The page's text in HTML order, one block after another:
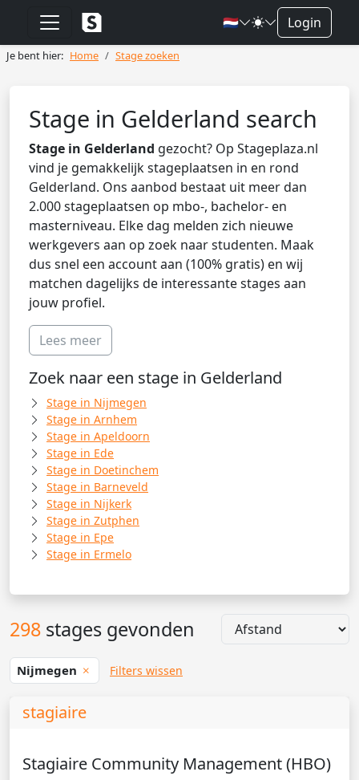
🇳🇱 Login
Je bent hier: Home Stage zoeken
Stage in Gelderland search
Stage in Gelderland gezocht? Op Stageplaza.nl
vind je gemakkelijk stageplaatsen in en rond
Gelderland. Ons aanbod bestaat uit meer dan
2.000 stageplaatsen op mbo-, bachelor- en
masterniveau. Elke dag melden zich nieuwe
werkgevers aan op zoek naar studenten. Maak
dus snel een account aan (100% gratis) en wij
matchen dagelijks de interessante stages aan
jouw profiel.
Lees meer
Zoek naar een stage in Gelderland
Stage in Nijmegen
Stage in Arnhem
Stage in Apeldoorn
Stage in Ede
Stage in Doetinchem
Stage in Barneveld
Stage in Nijkerk
Stage in Zutphen
Stage in Epe
Stage in Ermelo
298 stages gevonden
Nijmegen Filters wissen
stagiaire
Stagiaire Community Management (HBO)